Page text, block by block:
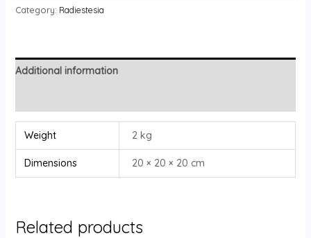
Category: Radiestesia
Additional information
Weight 2 kg
Dimensions 20 × 20 × 20 cm
Related products